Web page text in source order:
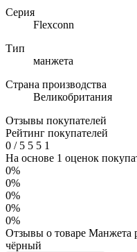
Серия
Flexconn
Тип
манжета
Страна производства
Великобритания
Отзывы покупателей
Рейтинг покупателей
0 /5 5 5 1
На основе 1 оценок
0%
0%
0%
0%
0%
Отзывы о товаре Манжета
чёрный